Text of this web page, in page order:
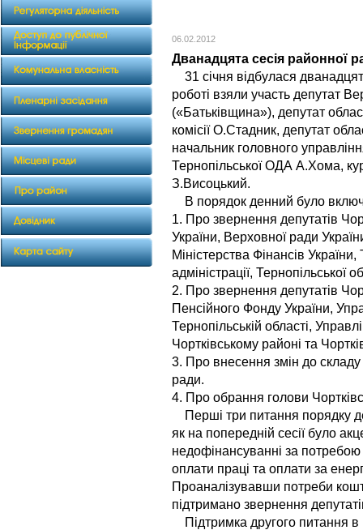
06.02.2012
Дванадцята сесія районної
31 січня відбулася
роботі взяли участь депутат
(«Батьківщина»), депутат
комісії О.Стадник, депутат
начальник головного
Тернопільської ОДА А.Хома,
З.Висоцький.
В порядок денний було
1. Про звернення депутатів
України, Верховної ради
Міністерства Фінансів
адміністрації, Тернопільської
2. Про звернення депутатів
Пенсійного Фонду України,
Тернопільській області,
Чортківському районі та
3. Про внесення змін до складу
ради.
4. Про обрання голови
Перші три питання порядку
як на попередній сесії було
недофінансуванні за
оплати праці та оплати за
Проаналізувавши потреби
підтримано звернення
Підтримка другого питання в